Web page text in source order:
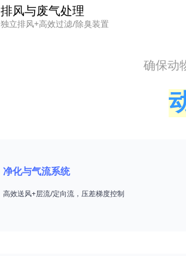
排风与废气处理
独立排风+高效过滤/除臭装置
确保动
净化与气流系统
高效送风+层流/定向流，压差梯度控制